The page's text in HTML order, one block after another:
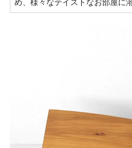
め、様々なテイストなお部屋に